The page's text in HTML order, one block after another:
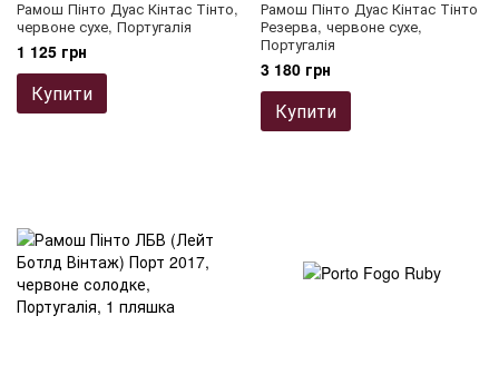
Рамош Пінто Дуас Кінтас Тінто,
червоне сухе, Португалія
1 125 грн
Купити
Рамош Пінто Дуас Кінтас Тінто
Резерва, червоне сухе,
Португалія
3 180 грн
Купити